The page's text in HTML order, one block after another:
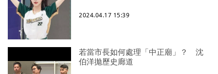
2024.04.17 15:39
若當市長如何處理「中正廟」？ 沈
伯洋拋歷史廊道